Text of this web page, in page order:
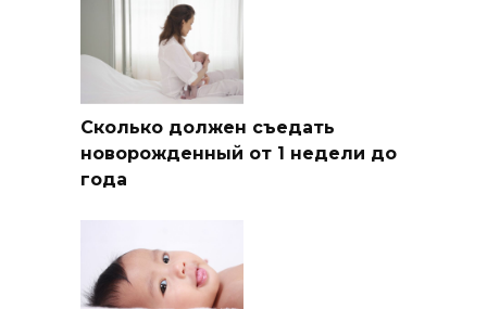
Сколько должен съедать
новорожденный от 1 недели до
года